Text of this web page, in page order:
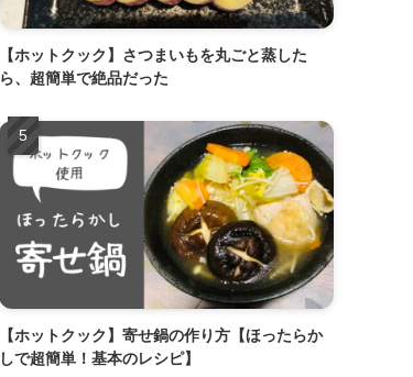
【ホットクック】さつまいもを丸ごと蒸した
ら、超簡単で絶品だった
【ホットクック】寄せ鍋の作り方【ほったらか
しで超簡単！基本のレシピ】